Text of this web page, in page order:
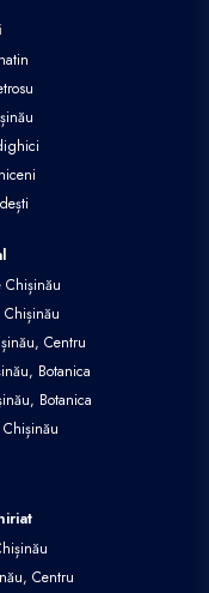
Chișinău
Centru
Botanica
Botanica
Centru